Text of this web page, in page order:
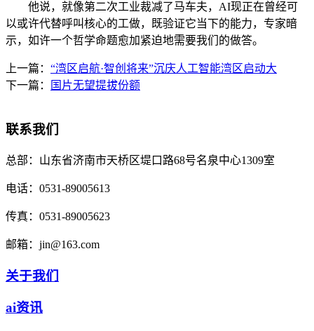
他说，就像第二次工业裁减了马车夫，AI现正在曾经可
以或许代替呼叫核心的工做，既验证它当下的能力，专家暗
示，如许一个哲学命题愈加紧迫地需要我们的做答。
上一篇： “湾区启航·智创将来”沉庆人工智能湾区启动大
下一篇：
国片无望提拔份额
联系我们
总部： 山东省济南市天桥区堤口路68号名泉中心1309室
电话： 0531-89005613
传真： 0531-89005623
邮箱： jin@163.com
关于我们
ai资讯